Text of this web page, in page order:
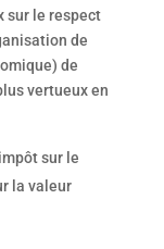
sur le respect
de
de
vertueux en
sur le
la valeur